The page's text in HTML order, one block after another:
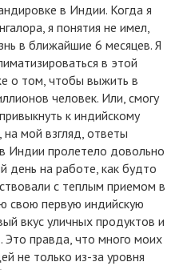
в Индии. Когда я
я понятия не имел,
в ближайшие 6 месяцев. Я
в этой
о том, чтобы выжить в
человек. Или, смогу
к индийскому
мой взгляд, ответы
Индии пролетело довольно
день на работе, как будто
с теплым приемом в
свою первую индийскую
вкус уличных продуктов и
правда, что много моих
не только из-за уровня